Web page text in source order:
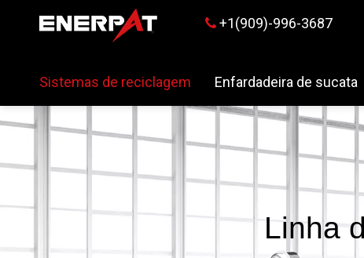
+1(909)-996-3687
Sistemas de reciclagem Enfardadeira de sucata
Linha